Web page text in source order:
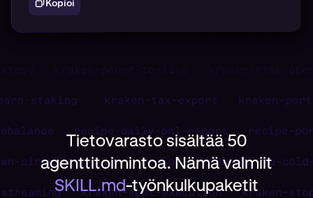
Kopioi
Tietovarasto sisältää 50
agenttitoimintoa. Nämä valmiit
SKILL.md-työnkulkupaketit